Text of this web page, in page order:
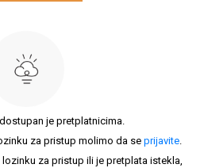
je pretplatnicima.
za pristup molimo da se prijavite.
za pristup ili je pretplata istekla,